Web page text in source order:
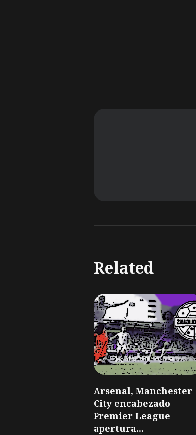
Related
Arsenal, Manchester
City encabezado
Premier League
apertura...